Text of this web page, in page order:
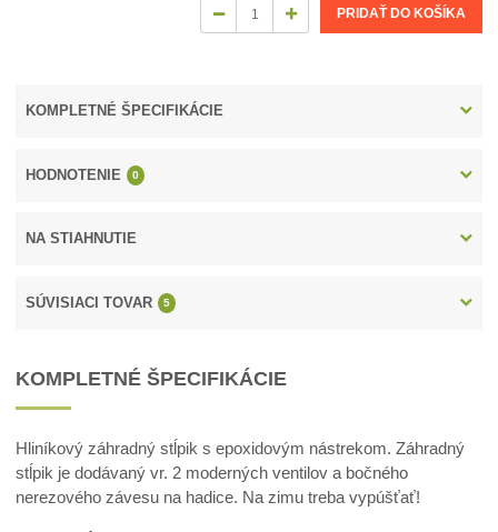
PRIDAŤ DO KOŠÍKA
KOMPLETNÉ ŠPECIFIKÁCIE
HODNOTENIE 0
NA STIAHNUTIE
SÚVISIACI TOVAR 5
KOMPLETNÉ ŠPECIFIKÁCIE
Hliníkový záhradný stĺpik s epoxidovým nástrekom. Záhradný
stĺpik je dodávaný vr. 2 moderných ventilov a bočného
nerezového závesu na hadice. Na zimu treba vypúšťať!